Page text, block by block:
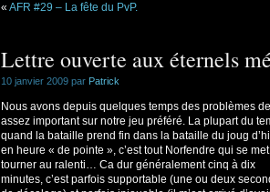
« AFR #29 – La fête du PvP.
Lettre ouverte aux éternels
10 janvier 2009 par Patrick
Nous avons depuis quelques temps des problèmes
assez important sur notre jeu préféré. La plupart du
quand la bataille prend fin dans la bataille du joug
en heure « de pointe », c’est tout Norfendre qui se
tourner au ralenti… Ca dur généralement cinq à dix
minutes, c’est parfois supportable (une ou deux